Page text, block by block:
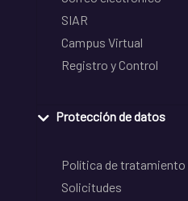
SIAR
Campus Virtual
Registro y Control
Protección de datos
Política de tratamiento
Solicitudes